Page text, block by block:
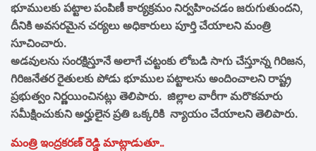
భూములకు పట్టాల పంపిణీ కార్యక్రమం నిర్వహించడం జరుగుతుందని,
దీనికి అవసరమైన చర్యలు అధికారులు పూర్తి చేయాలని మంత్రి
సూచించారు.
అడవులను సంరక్షిస్తూనే అలాగే చట్టంకు లోబడి సాగు చేస్తూన్న గిరిజన,
గిరిజనేతర రైతులకు పోడు భూముల పట్టాలను అందించాలని రాష్ట్ర
ప్రభుత్వం నిర్ణయించినట్లు తెలిపారు. జిల్లాల వారీగా మరొకమారు
సమీక్షించుకుని అర్హులైన ప్రతి ఒక్కరికి న్యాయం చేయాలని తెలిపారు.
మంత్రి ఇంద్రకరణ్ రెడ్డి మాట్లాడుతూ..